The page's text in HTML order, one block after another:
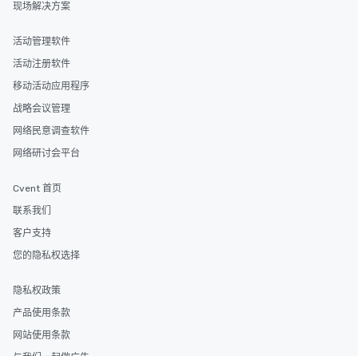
现场解决方案
活动管理软件
活动注册软件
移动活动应用程序
战略会议管理
网络民意调查软件
网络研讨会平台
Cvent 首页
联系我们
客户支持
您的隐私权选择
隐私权政策
产品使用条款
网站使用条款